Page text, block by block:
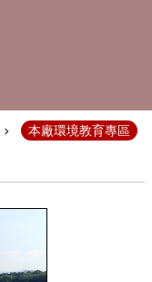
本廠環境教育專區